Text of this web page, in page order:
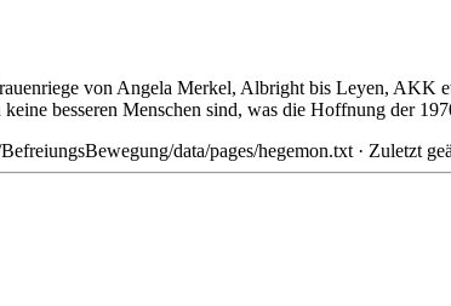
von Angela Merkel, Albright bis Leyen,
besseren Menschen sind, was die Hoffnung der
data/pages/hegemon.txt · Zuletzt